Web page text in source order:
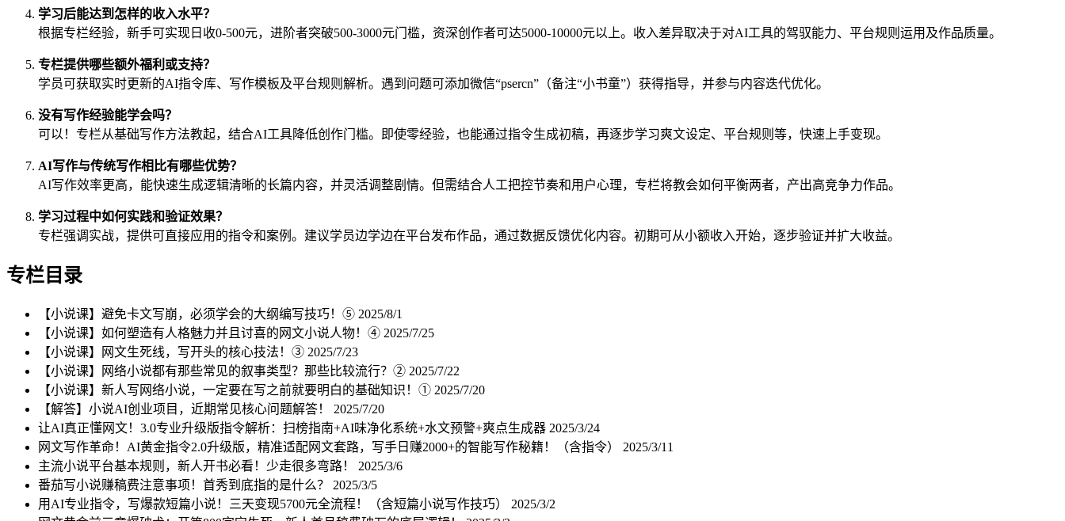
学习后能达到怎样的收入水平？
根据专栏经验，新手可实现日收0-500元，进阶者突破500-3000元门槛，资深创作者可达5000-10000元以上。收入差异取决于对AI工具的驾驭能力、平台规则运用及作品质量。
专栏提供哪些额外福利或支持？
学员可获取实时更新的AI指令库、写作模板及平台规则解析。遇到问题可添加微信“psercn”（备注“小书童”）获得指导，并参与内容迭代优化。
没有写作经验能学会吗？
可以！专栏从基础写作方法教起，结合AI工具降低创作门槛。即使零经验，也能通过指令生成初稿，再逐步学习爽文设定、平台规则等，快速上手变现。
AI写作与传统写作相比有哪些优势？
AI写作效率更高，能快速生成逻辑清晰的长篇内容，并灵活调整剧情。但需结合人工把控节奏和用户心理，专栏将教会如何平衡两者，产出高竞争力作品。
学习过程中如何实践和验证效果？
专栏强调实战，提供可直接应用的指令和案例。建议学员边学边在平台发布作品，通过数据反馈优化内容。初期可从小额收入开始，逐步验证并扩大收益。
专栏目录
【小说课】避免卡文写崩，必须学会的大纲编写技巧！⑤ 2025/8/1
【小说课】如何塑造有人格魅力并且讨喜的网文小说人物！④ 2025/7/25
【小说课】网文生死线，写开头的核心技法！③ 2025/7/23
【小说课】网络小说都有那些常见的叙事类型？那些比较流行？② 2025/7/22
【小说课】新人写网络小说，一定要在写之前就要明白的基础知识！① 2025/7/20
【解答】小说AI创业项目，近期常见核心问题解答！ 2025/7/20
让AI真正懂网文！3.0专业升级版指令解析：扫榜指南+AI味净化系统+水文预警+爽点生成器 2025/3/24
网文写作革命！AI黄金指令2.0升级版，精准适配网文套路，写手日赚2000+的智能写作秘籍！（含指令） 2025/3/11
主流小说平台基本规则，新人开书必看！少走很多弯路！ 2025/3/6
番茄写小说赚稿费注意事项！首秀到底指的是什么？ 2025/3/5
用AI专业指令，写爆款短篇小说！三天变现5700元全流程！（含短篇小说写作技巧） 2025/3/2